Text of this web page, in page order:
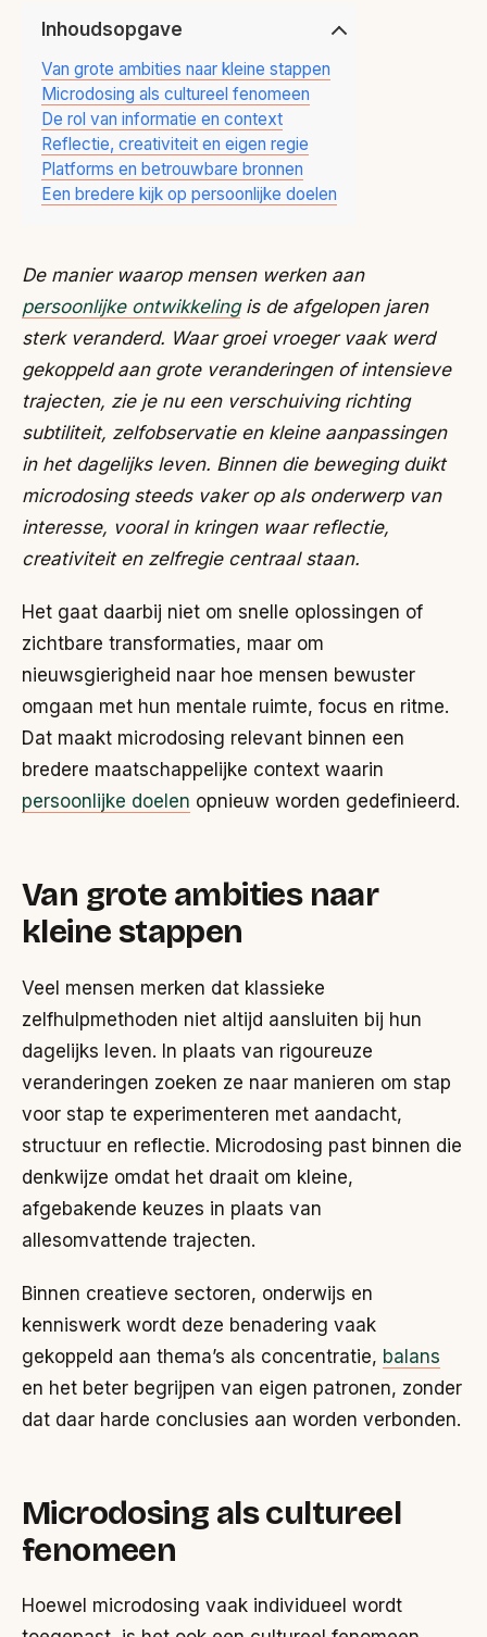
Inhoudsopgave
Van grote ambities naar kleine stappen
Microdosing als cultureel fenomeen
De rol van informatie en context
Reflectie, creativiteit en eigen regie
Platforms en betrouwbare bronnen
Een bredere kijk op persoonlijke doelen
De manier waarop mensen werken aan
persoonlijke ontwikkelingis de afgelopen jaren
sterk veranderd. Waar groei vroeger vaak werd
gekoppeld aan grote veranderingen of intensieve
trajecten, zie je nu een verschuiving richting
subtiliteit, zelfobservatie en kleine aanpassingen
in het dagelijks leven. Binnen die beweging duikt
microdosing steeds vaker op als onderwerp van
interesse, vooral in kringen waar reflectie,
creativiteit en zelfregie centraal staan.
Het gaat daarbij niet om snelle oplossingen of
zichtbare transformaties, maar om
nieuwsgierigheid naar hoe mensen bewuster
omgaan met hun mentale ruimte, focus en ritme.
Dat maakt microdosing relevant binnen een
bredere maatschappelijke context waarin
persoonlijke doelen opnieuw worden gedefinieerd.
Van grote ambities naar
kleine stappen
Veel mensen merken dat klassieke
zelfhulpmethoden niet altijd aansluiten bij hun
dagelijks leven. In plaats van rigoureuze
veranderingen zoeken ze naar manieren om stap
voor stap te experimenteren met aandacht,
structuur en reflectie. Microdosing past binnen die
denkwijze omdat het draait om kleine,
afgebakende keuzes in plaats van
allesomvattende trajecten.
Binnen creatieve sectoren, onderwijs en
kenniswerk wordt deze benadering vaak
gekoppeld aan thema’s als concentratie, balans
en het beter begrijpen van eigen patronen, zonder
dat daar harde conclusies aan worden verbonden.
Microdosing als cultureel
fenomeen
Hoewel microdosing vaak individueel wordt